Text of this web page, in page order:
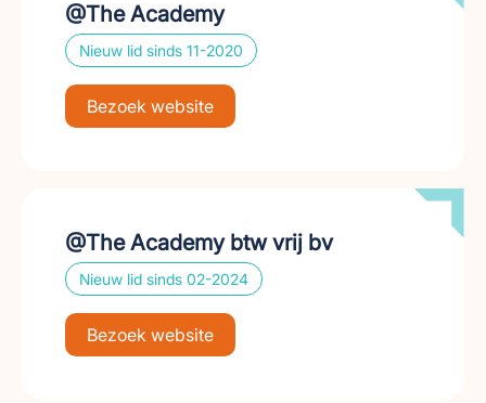
@The Academy
Nieuw lid sinds 11-2020
Bezoek website
@The Academy btw vrij bv
Nieuw lid sinds 02-2024
Bezoek website